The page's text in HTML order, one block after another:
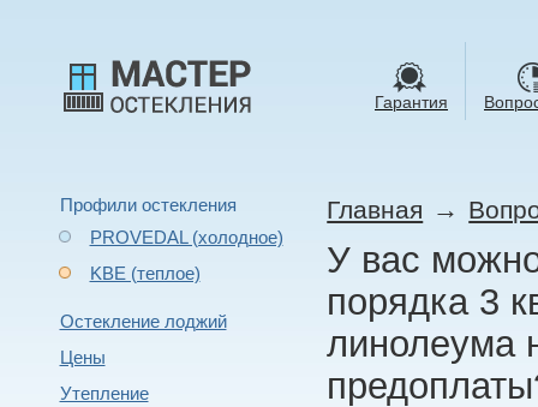
Гарантия
Профили остекления
PROVEDAL (холодное)
KBE (теплое)
Остекление лоджий
Цены
Утепление
Главная →
У вас
порядка 3
линолеума